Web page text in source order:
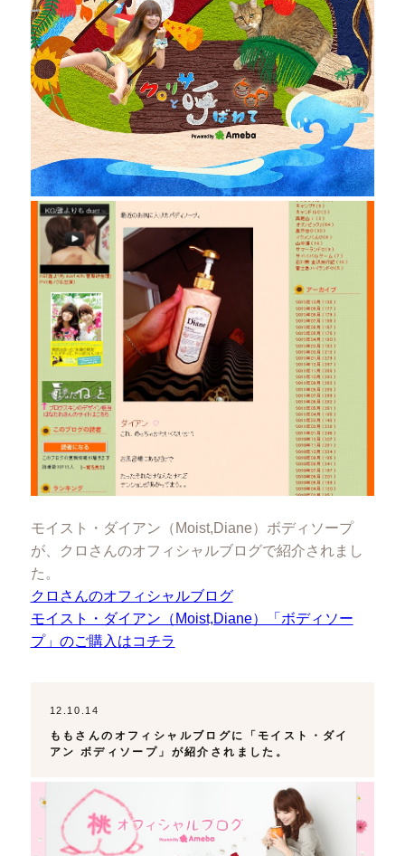
モイスト・ダイアン（Moist,Diane）ボディソープ
が、クロさんのオフィシャルブログで紹介されまし
た。
クロさんのオフィシャルブログ
モイスト・ダイアン（Moist,Diane）「ボディソー
プ」のご購入はコチラ
12.10.14
ももさんのオフィシャルブログに「モイスト・ダイ
アン ボディソープ」が紹介されました。